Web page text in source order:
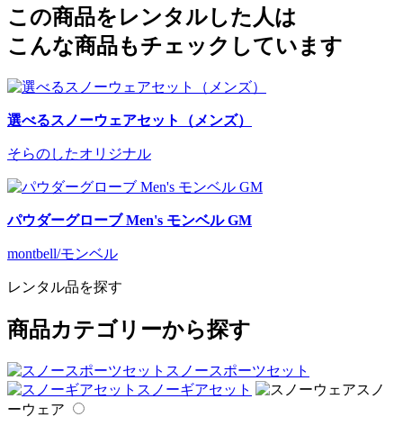
この商品をレンタルした人は
こんな商品もチェックしています
選べるスノーウェアセット（メンズ）
そらのしたオリジナル
パウダーグローブ Men's モンベル GM
montbell/モンベル
レンタル品を探す
商品カテゴリーから探す
スノースポーツセット
スノーギアセット
スノ
ーウェア